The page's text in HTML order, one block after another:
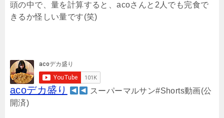
頭の中で、量を計算すると、acoさんと2人でも完食で
きるか怪しい量です(笑)
acoデカ盛り
スーパーマルサン#Shorts動画(公
開済)